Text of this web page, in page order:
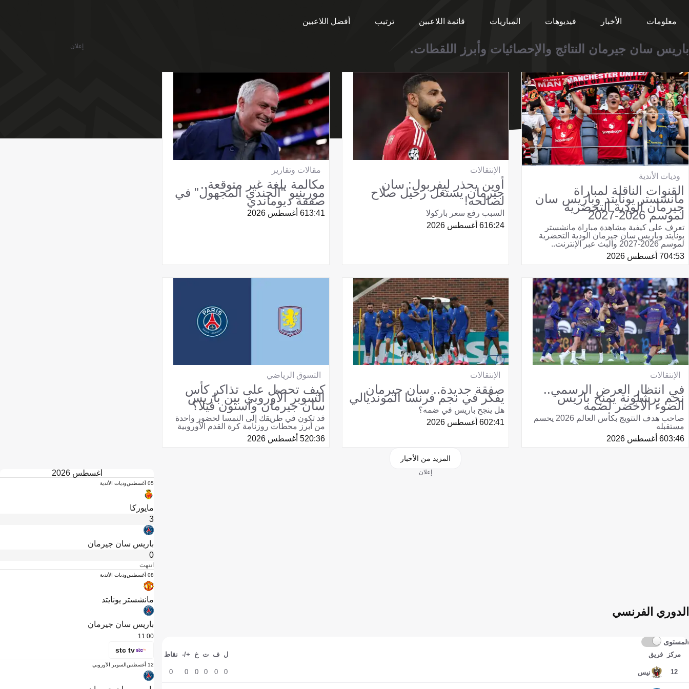
معلومات الأخبار فيديوهات المباريات قائمة اللاعبين ترتيب أفضل اللاعبين
باريس سان جيرمان النتائج والإحصائيات وأبرز اللقطات.
وديات الأندية
القنوات الناقلة لمباراة
مانشستر يونايتد وباريس سان
جيرمان الودية التحضرية
لموسم 2026-2027
تعرف على كيفية مشاهدة مباراة مانشستر
يونايتد وباريس سان جيرمان الودية التحضرية
لموسم 2026-2027 والبث عبر الإنترنت..
04:537 أغسطس 2026
الإنتقالات
أوين يحذر ليفربول: سان
جيرمان يستغل رحيل صلاح
لصالحه!
السبب رفع سعر باركولا
16:246 أغسطس 2026
مقالات وتقارير
مكالمة بلغة غير متوقعة..
مورينيو "الجندي المجهول" في
صفقة ديوماندي
13:416 أغسطس 2026
الإنتقالات
في انتظار العرض الرسمي..
نجم برشلونة يمنح باريس
الضوء الأخضر لضمه
صاحب هدف التتويج بكأس العالم 2026 يحسم
مستقبله
03:466 أغسطس 2026
الإنتقالات
صفقة جديدة.. سان جيرمان
يفكر في نجم فرنسا المونديالي
هل ينجح باريس في ضمه؟
02:416 أغسطس 2026
التسوق الرياضي
كيف تحصل على تذاكر كأس
السوبر الأوروبي بين باريس
سان جيرمان وأستون فيلا؟
قد تكون في طريقك إلى النمسا لحضور واحدة
من أبرز محطات روزنامة كرة القدم الأوروبية
20:365 أغسطس 2026
المزيد من الأخبار
إعلان
إعلان
الدوري الفرنسي
المستوى
مركز فريق ل ف ت خ +/- نقاط
12 نيس 0
0
0
0
0
0
أغسطس 2026
05 أغسطس وديات الأندية
مايوركا
3
باريس سان جيرمان
0
انتهت
08 أغسطس وديات الأندية
مانشستر يونايتد
باريس سان جيرمان
11:00
stc tv
12 أغسطس السوبر الأوروبي